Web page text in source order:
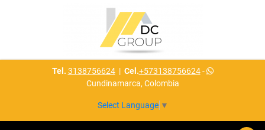
Tel. 3138756624| Cel.+573138756624-
Cundinamarca, Colombia
Select Language ▼